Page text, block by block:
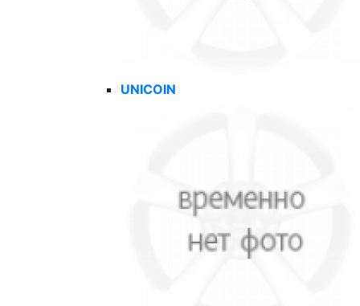
UNICOIN